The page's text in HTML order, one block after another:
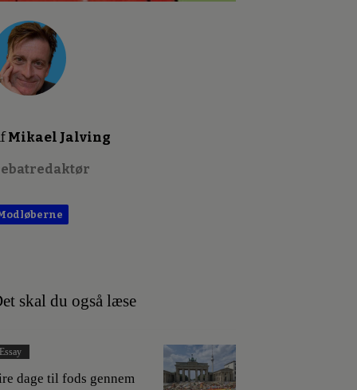
Mikael Jalving
skal du også læse
Essay
dage til fods gennem